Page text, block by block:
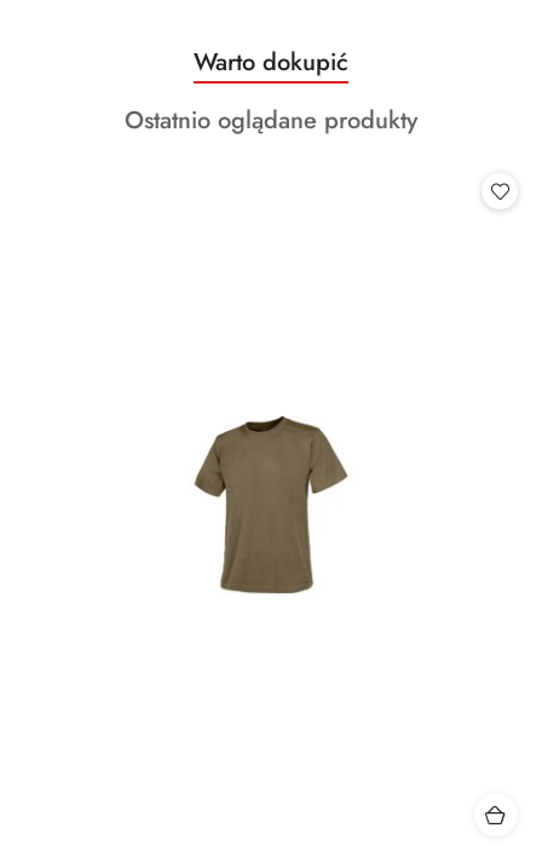
Pomiń karuzelę produktów
Produkty
o
statusie:
Warto dokupić
Produkty
Ostatnio oglądane produkty